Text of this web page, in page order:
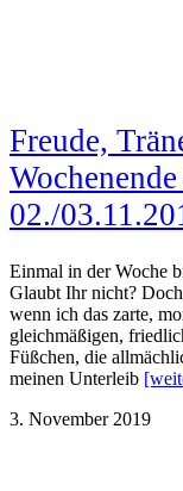
Freude,
02./
Einmal in der Woche
Glaubt Ihr nicht?
wenn ich das zarte,
gleichmäßigen,
Füßchen, die
meinen Unterleib
3. November 2019